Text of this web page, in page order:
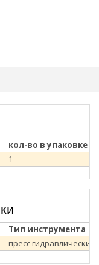
кол-во в упаковке
1
Тип инструмента
пресс гидравлический